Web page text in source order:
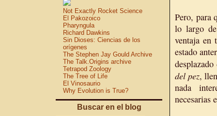
Not Exactly Rocket Science
El Pakozoico
Pharyngula
Richard Dawkins
Sin Dioses: Ciencias de los
orígenes
The Stephen Jay Gould Archive
The Talk.Origins archive
Tetrapod Zoology
The Tree of Life
El Vinosaurio
Why Evolution is True?
Buscar en el blog
Pero, para
lo largo de
ventaja en
estado
del pez,
nada
necesarias